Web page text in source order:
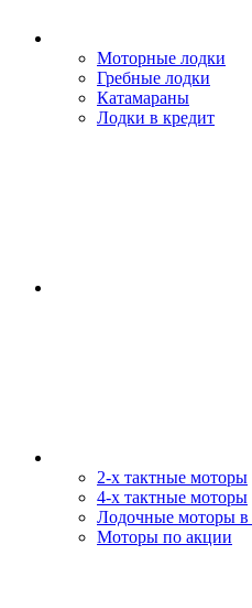
Моторные лодки
Гребные лодки
Катамараны
Лодки в кредит
2-х тактные моторы
4-х тактные моторы
Лодочные моторы в
Моторы по акции